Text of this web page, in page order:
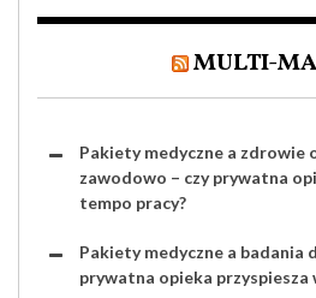
MULTI-
Pakiety medyczne a zdrowie
zawodowo – czy prywatna
tempo pracy?
Pakiety medyczne a badania
prywatna opieka przyspiesza